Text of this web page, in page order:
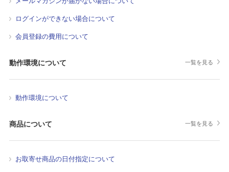
ログインができない場合について
会員登録の費用について
動作環境について 一覧を見る
動作環境について
商品について 一覧を見る
お取寄せ商品の日付指定について